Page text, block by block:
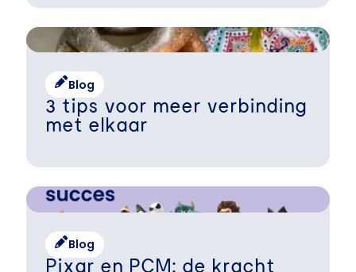
Blog
3 tips voor meer verbinding
met elkaar
Blog
Pixar en PCM: de kracht